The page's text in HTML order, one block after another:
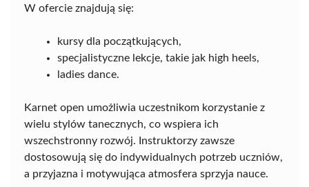
W ofercie znajdują się:
kursy dla początkujących,
specjalistyczne lekcje, takie jak high heels,
ladies dance.
Karnet open umożliwia uczestnikom korzystanie z
wielu stylów tanecznych, co wspiera ich
wszechstronny rozwój. Instruktorzy zawsze
dostosowują się do indywidualnych potrzeb uczniów,
a przyjazna i motywująca atmosfera sprzyja nauce.